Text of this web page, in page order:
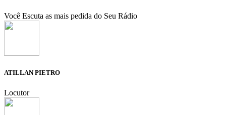
Você Escuta as mais pedida do Seu Rádio
ATILLAN PIETRO
Locutor